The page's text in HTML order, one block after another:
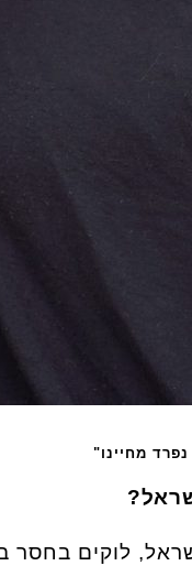
מחיינו"
לוקים בחסר